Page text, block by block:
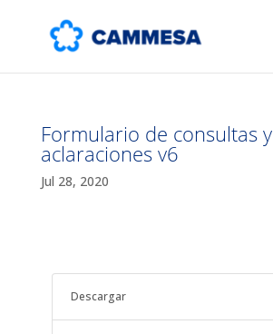
Formulario de consultas y
aclaraciones v6
Jul 28, 2020
Descargar